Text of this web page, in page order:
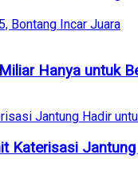
Hanya untuk
Katerisasi